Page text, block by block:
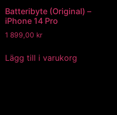
Batteribyte (Original) –
iPhone 14 Pro
1 899,00 kr
Lägg till i varukorg